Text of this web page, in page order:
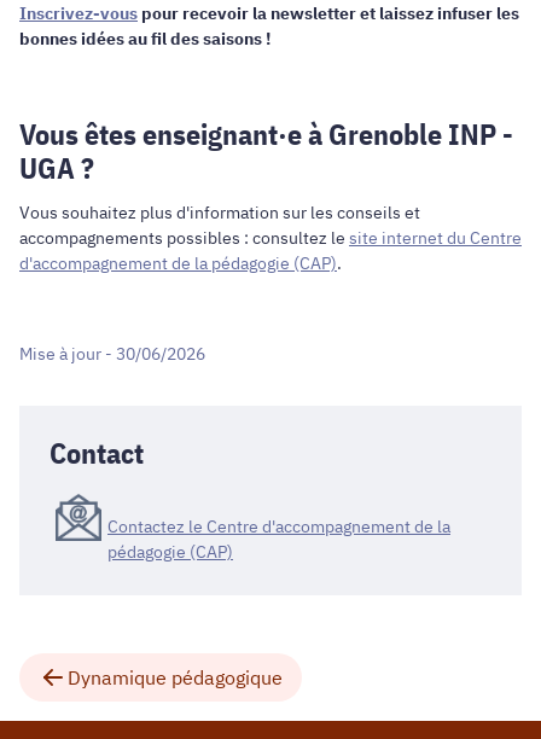
Inscrivez-vous pour recevoir la newsletter et laissez infuser les
bonnes idées au fil des saisons !
Vous êtes enseignant·e à Grenoble INP -
UGA ?
Vous souhaitez plus d'information sur les conseils et
accompagnements possibles : consultez le site internet du Centre
d'accompagnement de la pédagogie (CAP).
Mise à jour - 30/06/2026
Contact
Contactez le Centre d'accompagnement de la
pédagogie (CAP)
Dynamique pédagogique